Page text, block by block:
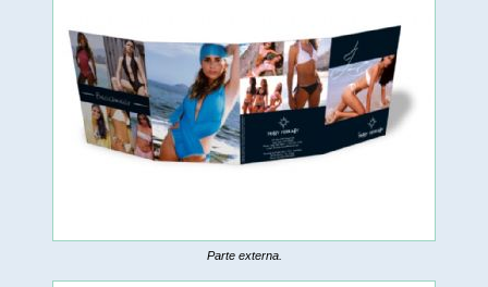
Parte externa.